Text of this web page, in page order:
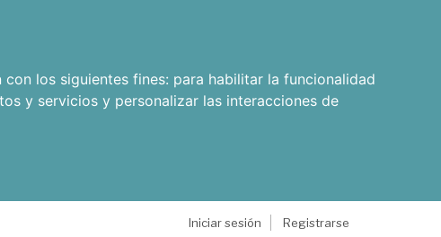
los siguientes fines: para habilitar la funcionalidad
y servicios y personalizar las interacciones de
Iniciar sesión
Registrarse